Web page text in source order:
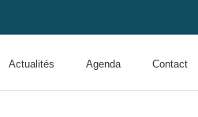
Actualités Agenda Contact